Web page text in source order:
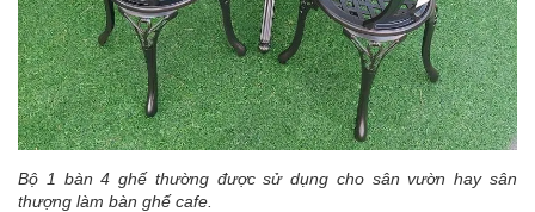
Bộ 1 bàn 4 ghế thường được sử dụng cho sân vườn hay sân
thượng làm bàn ghế cafe.